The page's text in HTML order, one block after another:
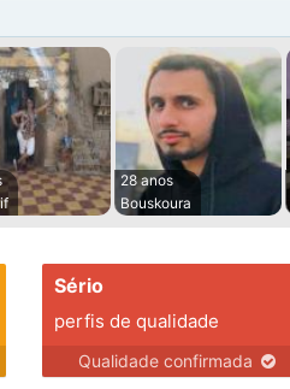
28 anos
Bouskoura
Sério
perfis de qualidade
Qualidade confirmada